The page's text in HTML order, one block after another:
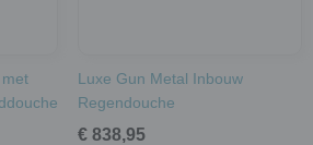
Luxe Gun Metal Inbouw
Regendouche
€ 838,95